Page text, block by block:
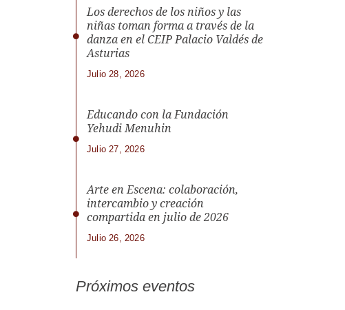
Los derechos de los niños y las
niñas toman forma a través de la
danza en el CEIP Palacio Valdés de
Asturias
Julio 28, 2026
Educando con la Fundación
Yehudi Menuhin
Julio 27, 2026
Arte en Escena: colaboración,
intercambio y creación
compartida en julio de 2026
Julio 26, 2026
Próximos eventos